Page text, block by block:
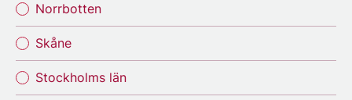
Norrbotten
Skåne
Stockholms län